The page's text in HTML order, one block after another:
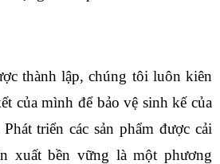
thành lập, chúng tôi luôn kiên
của mình để bảo vệ sinh kế của
triển các sản phẩm được cải
xuất bền vững là một phương